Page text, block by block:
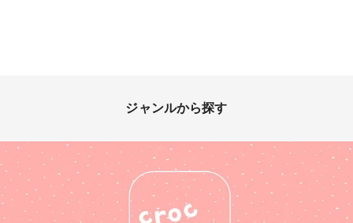
ジャンルから探す